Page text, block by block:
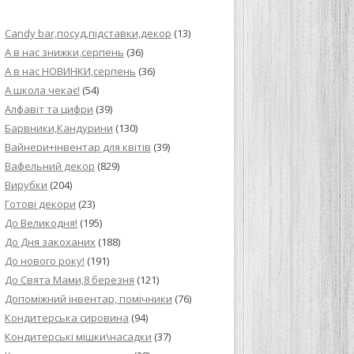
ДЛЯ
НА ОСНОВІ
ПИРОГА З
БАГАТО
Candy bar,посуд,підставки,декор (13)
А в нас знижки,серпень (36)
А в нас НОВИНКИ,серпень (36)
А школа чекає! (54)
Алфавіт та цифри (39)
Барвники,Кандурини (130)
Вайнери+інвентар для квітів (39)
Вафельний декор (829)
Вирубки (204)
Готові декори (23)
До Великодня! (195)
До Дня закоханих (188)
До нового року! (191)
До Свята Мами,8 березня (121)
Допоміжний інвентар, помічники (76)
Кондитерська сировина (94)
Кондитерські мішки\насадки (37)